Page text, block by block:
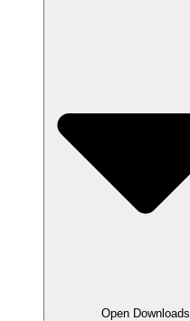
Open Downloads